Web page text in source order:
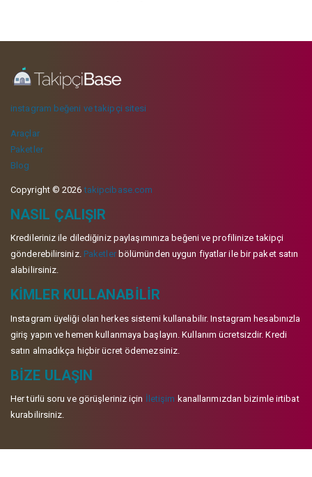
instagram beğeni ve takipçi sitesi
Araçlar
Paketler
Blog
Copyright © 2026takipcibase.com
NASIL ÇALIŞIR
Kredileriniz ile dilediğiniz paylaşımınıza beğeni ve profilinize takipçi
gönderebilirsiniz. Paketlerbölümünden uygun fiyatlar ile bir paket satın
alabilirsiniz.
KIMLER KULLANABILIR
Instagram üyeliği olan herkes sistemi kullanabilir. Instagram hesabınızla
giriş yapın ve hemen kullanmaya başlayın. Kullanım ücretsizdir. Kredi
satın almadıkça hiçbir ücret ödemezsiniz.
BIZE ULAŞIN
Her türlü soru ve görüşleriniz için İletişim kanallarımızdan bizimle irtibat
kurabilirsiniz.